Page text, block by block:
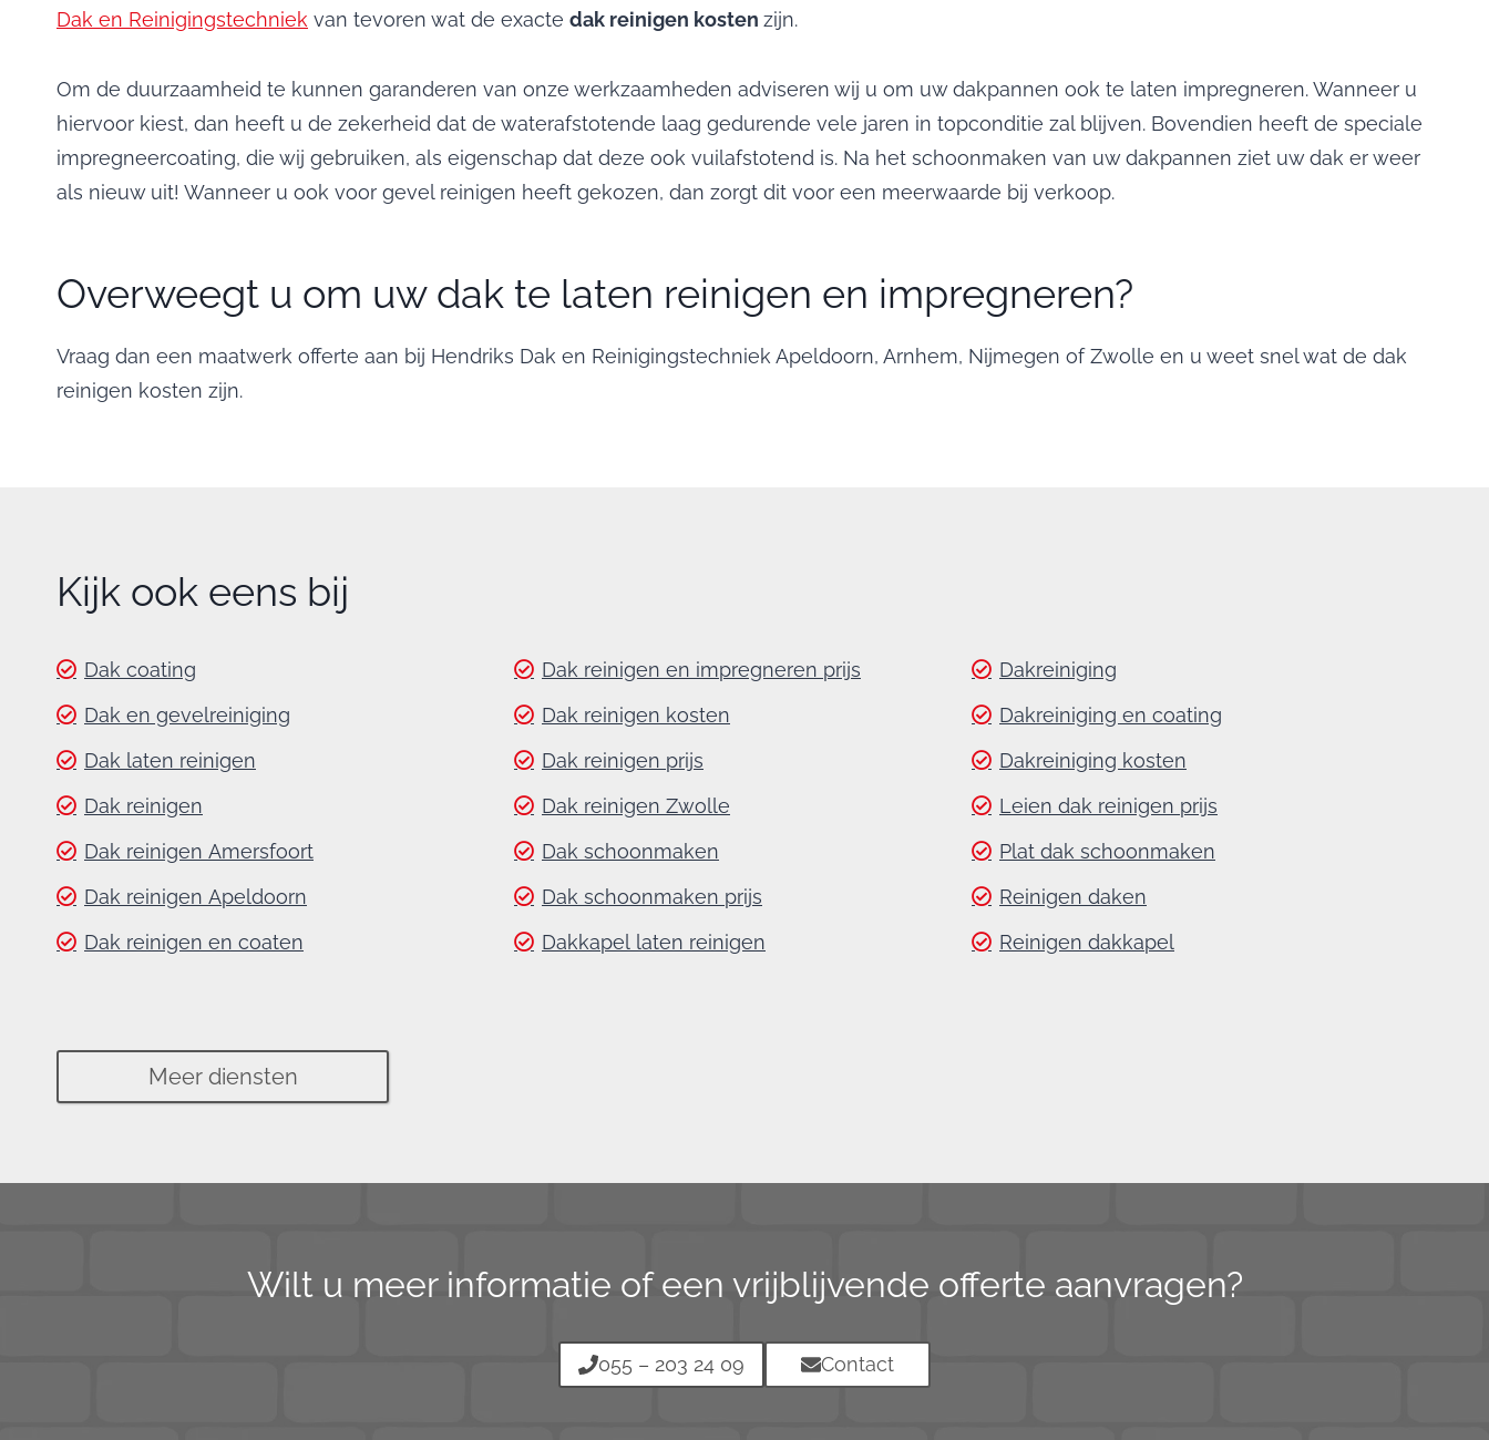
Dak en Reinigingstechniek van tevoren wat de exacte dak reinigen kosten zijn.
Om de duurzaamheid te kunnen garanderen van onze werkzaamheden adviseren wij u om uw dakpannen ook te laten impregneren. Wanneer u
hiervoor kiest, dan heeft u de zekerheid dat de waterafstotende laag gedurende vele jaren in topconditie zal blijven. Bovendien heeft de speciale
impregneercoating, die wij gebruiken, als eigenschap dat deze ook vuilafstotend is. Na het schoonmaken van uw dakpannen ziet uw dak er weer
als nieuw uit! Wanneer u ook voor gevel reinigen heeft gekozen, dan zorgt dit voor een meerwaarde bij verkoop.
Overweegt u om uw dak te laten reinigen en impregneren?
Vraag dan een maatwerk offerte aan bij Hendriks Dak en Reinigingstechniek Apeldoorn, Arnhem, Nijmegen of Zwolle en u weet snel wat de dak
reinigen kosten zijn.
Kijk ook eens bij
Dak coating
Dak en gevelreiniging
Dak laten reinigen
Dak reinigen
Dak reinigen Amersfoort
Dak reinigen Apeldoorn
Dak reinigen en coaten
Dak reinigen en impregneren prijs
Dak reinigen kosten
Dak reinigen prijs
Dak reinigen Zwolle
Dak schoonmaken
Dak schoonmaken prijs
Dakkapel laten reinigen
Dakreiniging
Dakreiniging en coating
Dakreiniging kosten
Leien dak reinigen prijs
Plat dak schoonmaken
Reinigen daken
Reinigen dakkapel
Meer diensten
Wilt u meer informatie of een vrijblijvende offerte aanvragen?
055 – 203 24 09 Contact